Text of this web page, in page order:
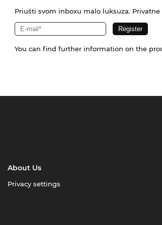
Priušti svom inboxu malo luksuza.
You can find further information on the
About Us
Privacy settings